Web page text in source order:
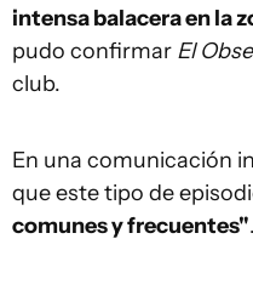
intensa balacera en la
pudo confirmar El
club.
En una comunicación
que este tipo de
comunes y frecuentes".